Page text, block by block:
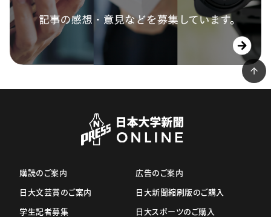
購読のご案内
日大文芸賞のご案内
学生記者募集
広告のご案内
日大新聞縮刷版のご購入
日大スポーツのご購入